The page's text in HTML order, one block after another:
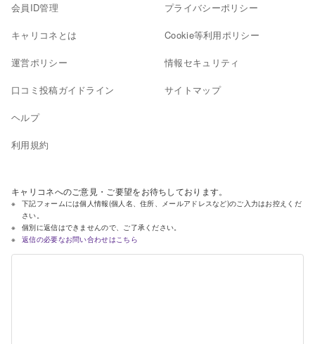
会員ID管理
キャリコネとは
運営ポリシー
口コミ投稿ガイドライン
ヘルプ
利用規約
プライバシーポリシー
Cookie等利用ポリシー
情報セキュリティ
サイトマップ
キャリコネへのご意見・ご要望をお待ちしております。
下記フォームには個人情報(個人名、住所、メールアドレスなど)のご入力はお控えくだ
さい。
個別に返信はできませんので、ご了承ください。
返信の必要なお問い合わせはこちら